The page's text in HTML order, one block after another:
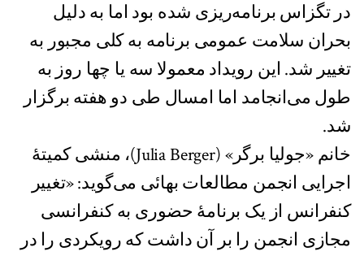
در تگزاس برنامه‌ریزی شده بود اما به دلیل
بحران سلامت عمومی برنامه به کلی مجبور به
تغییر شد. این رویداد معمولا سه یا چها روز به
طول می‌انجامد اما امسال طی دو هفته برگزار
شد.
خانم «جولیا برگر» (Julia Berger)، منشی کمیتهٔ
اجرایی انجمن مطالعات بهائی می‌گوید: «تغییر
کنفرانس از یک برنامهٔ حضوری به کنفرانسی
مجازی انجمن را بر آن داشت که رویکردی را در